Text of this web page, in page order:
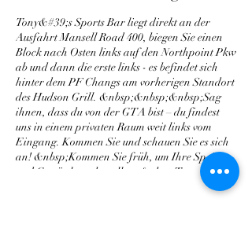
Tony&#39;s Sports Bar liegt direkt an der
Ausfahrt Mansell Road 400, biegen Sie einen
Block nach Osten links auf den Northpoint Pkw
ab und dann die erste links - es befindet sich
hinter dem PF Changs am vorherigen Standort
des Hudson Grill. &nbsp;&nbsp;&nbsp;Sag
ihnen, dass du von der GTA bist – du findest
uns in einem privaten Raum weit links vom
Eingang. Kommen Sie und schauen Sie es sich
an! &nbsp;Kommen Sie früh, um Ihre Speisen
und Getränke zu bestellen. &nbsp;Tony